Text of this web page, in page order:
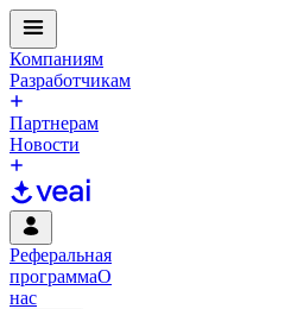
Компаниям
Разработчикам
Партнерам
Новости
Реферальная
программаО
нас